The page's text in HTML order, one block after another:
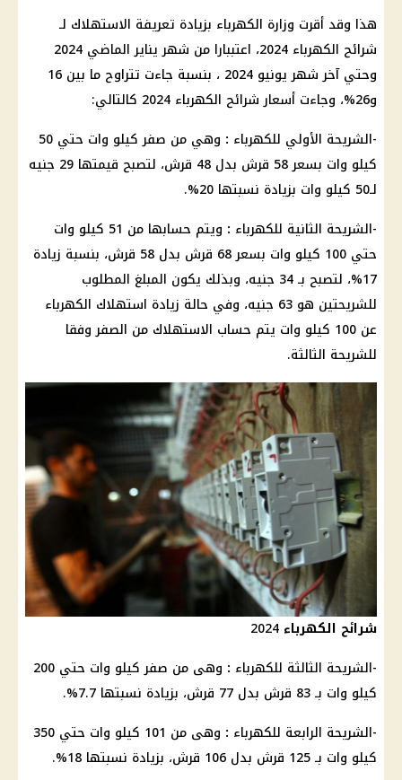
هذا وقد أقرت وزارة الكهرباء بزيادة تعريفة الاستهلاك لـ
شرائح الكهرباء
2024، اعتببارا من شهر يناير الماضي 2024
وحتي آخرشهر يونيو
2024 ، بنسبة جاءت تتراوح ما بين 16
و26%، وجاءت
أسعار شرائح الكهرباء
-الشريحة الأولي للكهرباء :
وهي من صفر كيلو وات حتي 50
كيلو وات بسعر 58 قرش بدل 48 قرش، لتصبح قيمتها 29 جنيه
لـ50 كيلو وات بزيادة نسبتها 20%.
-الشريحة الثانية للكهرباء : ويتم حسابها
من 51 كيلو وات
حتي 100 كيلو وات بسعر 68 قرش بدل 58 قرش، بنسبة زيادة
17%، لتصبح بـ 34 جنيه، وبذلك يكون المبلغ المطلوب
للشريحتين هو 63 جنيه، وفي حالة زيادة
استهلاك الكهرباء
عن 100 كيلو وات يتم
حساب الاستهلاك من الصفر وفقا
للشريحة الثالثة.
شرائح الكهرباء 2024
-الشريحة الثالثة للكهرباء :
وهى من صفر كيلو وات حتي 200
كيلو وات بـ 83 قرش بدل 77 قرش، بزيادة نسبتها 7.7%.
-الشريحة الرابعة للكهرباء :
وهى من 101 كيلو وات حتي 350
كيلو وات بـ 125 قرش بدل 106 قرش، بزيادة نسبتها 18%.